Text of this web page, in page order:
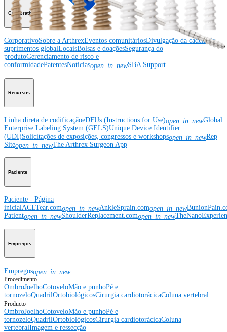
Corporativo
CorporativoSobre a ArthrexEventos comunitáriosDivulgação da cadeia de
suprimentos globalLocaisBolsas e doaçõesSegurança do
produtoGerenciamento de risco e
conformidadePatentesNotíciasopen_in_newSBA Support
Recursos
Linha direta de codificaçãoeDFUs (Instructions for Use)open_in_newGlobal
Enterprise Labeling System (GELS)Unique Device Identifier
(UDI)Solicitações de exposições, congressos e workshopsopen_in_newRep
Siteopen_in_newThe Arthrex Surgeon App
Paciente
Paciente - Página
inicialACLTear.comopen_in_newAnkleSprain.comopen_in_new
Patientopen_in_newShoulderReplacement.comopen_in_new
Empregos
Empregosopen_in_new
Procedimento
OmbroJoelhoCotoveloMão e punhoPé e
tornozeloQuadrilOrtobiológicosCirurgia cardiotorácicaColuna vertebral
Producto
OmbroJoelhoCotoveloMão e punhoPé e
tornozeloQuadrilOrtobiológicosCirurgia cardiotorácicaColuna
vertebralImagem e ressecção